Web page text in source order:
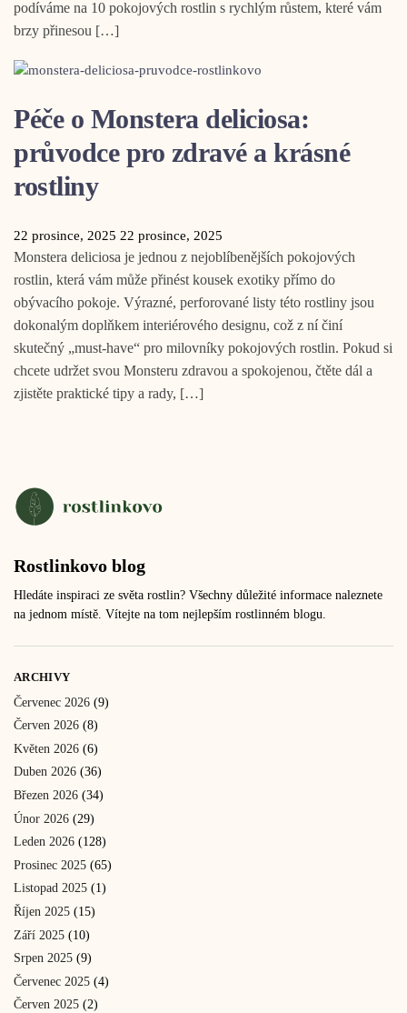
podíváme na 10 pokojových rostlin s rychlým růstem, které vám
brzy přinesou […]
Péče o Monstera deliciosa:
průvodce pro zdravé a krásné
rostliny
22 prosince, 2025 22 prosince, 2025
Monstera deliciosa je jednou z nejoblíbenějších pokojových
rostlin, která vám může přinést kousek exotiky přímo do
obývacího pokoje. Výrazné, perforované listy této rostliny jsou
dokonalým doplňkem interiérového designu, což z ní činí
skutečný „must-have“ pro milovníky pokojových rostlin. Pokud si
chcete udržet svou Monsteru zdravou a spokojenou, čtěte dál a
zjistěte praktické tipy a rady, […]
Rostlinkovo blog
Hledáte inspiraci ze světa rostlin? Všechny důležité informace naleznete
na jednom místě. Vítejte na tom nejlepším rostlinném blogu.
ARCHIVY
Červenec 2026 (9)
Červen 2026 (8)
Květen 2026 (6)
Duben 2026 (36)
Březen 2026 (34)
Únor 2026 (29)
Leden 2026 (128)
Prosinec 2025 (65)
Listopad 2025 (1)
Říjen 2025 (15)
Září 2025 (10)
Srpen 2025 (9)
Červenec 2025 (4)
Červen 2025 (2)